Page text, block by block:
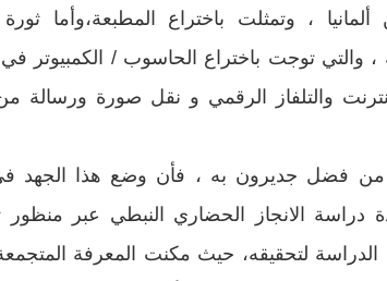
ألمانيا ، وتمثلت باختراع المطبعة،وأما ثورة
، والتي توجت باختراع الحاسوب / الكمبيوتر
والتلفاز الرقمي و نقل صورة ورسالة
من فضل جديرون به ، فأن وضع هذا الجهد
دراسة الانجاز الحضاري النبطي عبر
لتحقيقه، حيث مكنت المعرفة